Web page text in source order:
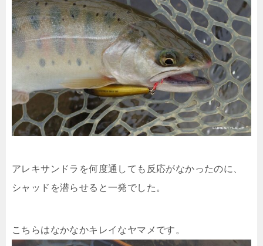
アレキサンドラを何度通しても反応がなかったのに、
シャッドを潜らせると一発でした。
こちらはなかなかキレイなヤマメです。